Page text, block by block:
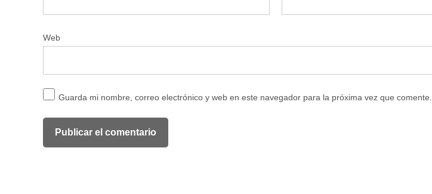
Web
Guarda mi nombre, correo electrónico y web en este navegador para la próxima vez que comente.